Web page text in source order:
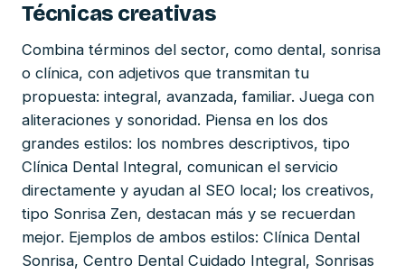
Técnicas creativas
Combina términos del sector, como dental, sonrisa
o clínica, con adjetivos que transmitan tu
propuesta: integral, avanzada, familiar. Juega con
aliteraciones y sonoridad. Piensa en los dos
grandes estilos: los nombres descriptivos, tipo
Clínica Dental Integral, comunican el servicio
directamente y ayudan al SEO local; los creativos,
tipo Sonrisa Zen, destacan más y se recuerdan
mejor. Ejemplos de ambos estilos: Clínica Dental
Sonrisa, Centro Dental Cuidado Integral, Sonrisas